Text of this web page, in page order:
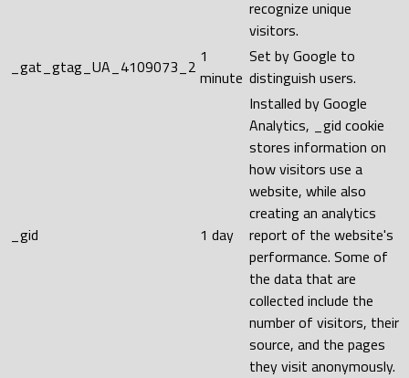
recognize unique
visitors.
_gat_gtag_UA_4109073_2 1
minute
Set by Google to
distinguish users.
_gid 1 day
Installed by Google
Analytics, _gid cookie
stores information on
how visitors use a
website, while also
creating an analytics
report of the website's
performance. Some of
the data that are
collected include the
number of visitors, their
source, and the pages
they visit anonymously.